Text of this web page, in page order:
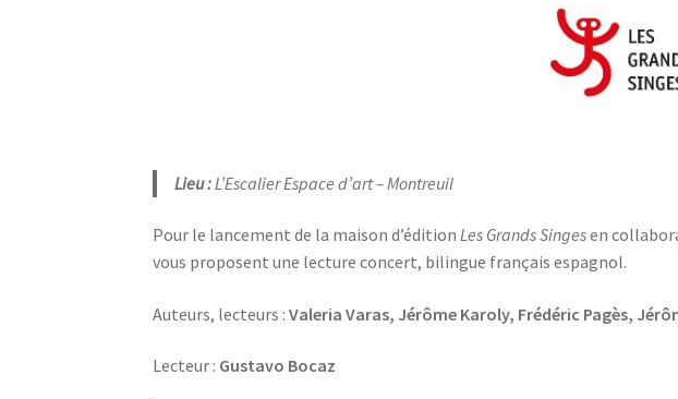
Lieu : L’Escalier Espace d’art – Montreuil
Pour le lancement de la maison d’édition Les Grands Singesen
vous proposent une lecture concert, bilingue français espagnol.
Auteurs, lecteurs :Valeria Varas, Jérôme Karoly, Frédéric Pagès,
Lecteur : Gustavo Bocaz